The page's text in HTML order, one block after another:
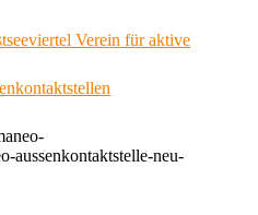
Verein für aktive
aussenkontaktstelle-neu-